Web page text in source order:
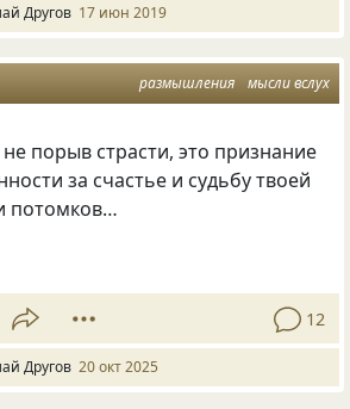
Другов 17 июн 2019
размышления мысли вслух
порыв страсти, это признание
за счастье и судьбу твоей
потомков…
12
Другов 20 окт 2025